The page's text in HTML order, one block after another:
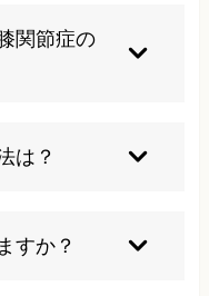
過度なスクワッ
化の要因となりま
関節症の
による症状です。
は？
注入による症状の
は診断が困難な疾
すか？